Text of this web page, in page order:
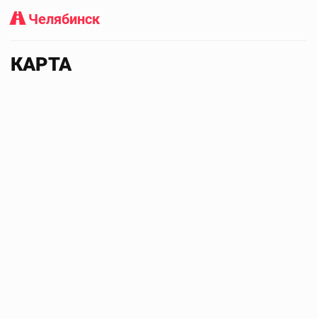
Челябинск
КАРТА